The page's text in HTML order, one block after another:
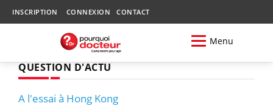
INSCRIPTION CONNEXION CONTACT
Menu
QUESTION D'ACTU
A l'essai à Hong Kong